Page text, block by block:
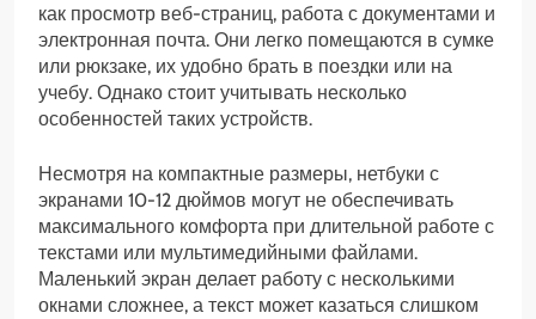
как просмотр веб-страниц, работа с документами и
электронная почта. Они легко помещаются в сумке
или рюкзаке, их удобно брать в поездки или на
учебу. Однако стоит учитывать несколько
особенностей таких устройств.
Несмотря на компактные размеры, нетбуки с
экранами 10-12 дюймов могут не обеспечивать
максимального комфорта при длительной работе с
текстами или мультимедийными файлами.
Маленький экран делает работу с несколькими
окнами сложнее, а текст может казаться слишком